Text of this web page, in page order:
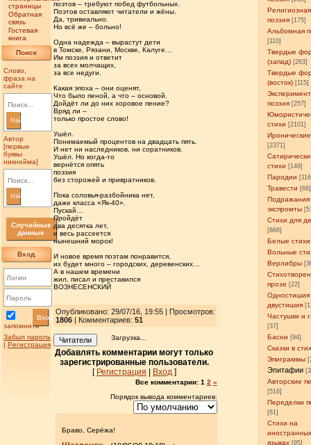
страницы
Обратная
связь
Гостевая
книга
Поиск
Слово,
фраза на
сайте
Найти
Автор
[первые
буквы
никнейма]
Найти
Случайные
данные
Вход
запомнить
Вход
Забыл пароль
| Регистрация
Религиозная
поэзия [175]
Альбомная
[110]
Твердые
(запад) [263]
Твердые
(восток) [115]
поэзия [257]
стихи [2101]
[2371]
стихи [149]
Пародии
Травести [66]
Подражания
экспромты
Стихи для
[868]
Белые стихи
Вольные
Верлибры
прозе [22]
Одностишия
двустишия
Частушки и
[37]
Басни [94]
Сказки в
Эпиграммы
Эпитафии
Авторские
[516]
Переделки
[61]
Стихи на
языках [95]
поэтов – требуют побед футбольных.
Поэтов оставляют читатели и жёны.
Да, тривиально.
Но всё же – больно!
Одна надежда – вырастут дети
в Томске, Рязани, Москве, Калуге…
Им поэзия и ответит
за всех молчащих,
за все недуги.
Какая эпоха – они оценят,
Что было пеной, а что – основой.
Дойдёт ли до них хоровое пение?
Вряд ли –
только простое слово!
Ушёл.
Понимаемый процентов на двадцать пять.
И нет ни наследников, ни соратников.
Ушёл. Но когда-то
вернётся опять
поэзия
без сторожей и привратников.
Пока соловья-разбойника нет,
даже класса «Як-40».
Пускай…
Пройдёт
два десятка лет,
и весь рассеется
нынешний морок!
И новое время поэтам понравится,
их будет много – городских, деревенских…
А в нашем времени
жил, писал и преставился
ВОЗНЕСЕНСКИЙ
Опубликовано: 29/07/16, 19:55 | Просмотров:
1806| Комментариев: 51
Читатели Загрузка...
Добавлять комментарии могут только
зарегистрированные пользователи.
[ Регистрация Вход]
Все комментарии: 1 2 »
Порядок вывода комментариев:
Браво, Серёжа!